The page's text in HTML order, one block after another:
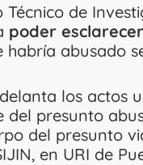
de
poder
habría abusado
los actos
del presunto
del presunto
en URI de